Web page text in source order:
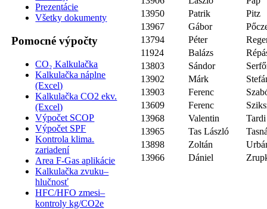
Prezentácie
Všetky dokumenty
Pomocné výpočty
CO₂ Kalkulačka
Kalkulačka náplne
(Excel)
Kalkulačka CO2 ekv.
(Excel)
Výpočet SCOP
Výpočet SPF
Kontrola klima.
zariadení
Area F-Gas aplikácie
Kalkulačka zvuku–
hlučnosť
HFC/HFO zmesi–
kontroly kg/CO2e
13950
Patrik
Pitz
13967
Gábor
13794
Péter
11924
Balázs
13803
Sándor
13902
Márk
13903
Ferenc
13609
Ferenc
13968
Valentin
Tardi
13965
Tas László
13898
Zoltán
13966
Dániel